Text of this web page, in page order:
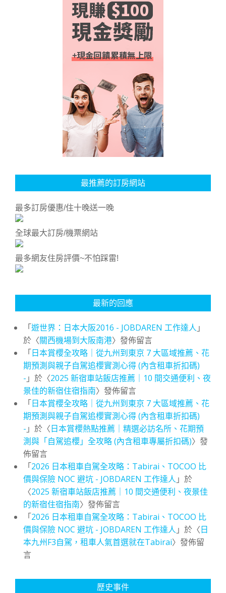
最推薦的訂房網站
最多訂房優惠/住十晚送一晚
全球最大訂房/機票網站
最多網友住房評價~不怕踩雷!
最新的回應
「遊世界：日本大阪2016 - JOBDAREN 工作達人 」
於〈關西機場到大阪南港〉發佈留言
「日本賞櫻全攻略｜從九州到東京 7 大區域推薦、花
期預測與親子自駕追櫻實測心得 (內含租車折扣碼)
- 」於〈2025 新宿車站飯店推薦｜10 間交通便利、夜
景佳的新宿住宿指南〉發佈留言
「日本賞櫻全攻略｜從九州到東京 7 大區域推薦、花
期預測與親子自駕追櫻實測心得 (內含租車折扣碼)
- 」於〈日本賞櫻熱點推薦｜精選必訪名所、花期預
測與「自駕追櫻」全攻略 (內含租車專屬折扣碼)〉發
佈留言
「2026 日本租車自駕全攻略：Tabirai、TOCOO 比
價與保險 NOC 避坑 - JOBDAREN 工作達人 」於
〈2025 新宿車站飯店推薦｜10 間交通便利、夜景佳
的新宿住宿指南〉發佈留言
「2026 日本租車自駕全攻略：Tabirai、TOCOO 比
價與保險 NOC 避坑 - JOBDAREN 工作達人 」於〈日
本九州F3自駕，租車人氣首選就在Tabirai〉發佈留
言
歷史事件